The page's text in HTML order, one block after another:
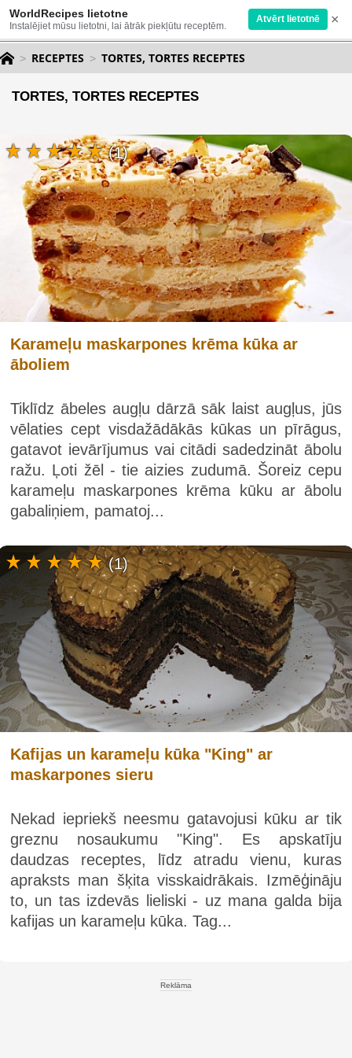
WorldRecipes lietotne
Instalējiet mūsu lietotni, lai ātrāk piekļūtu receptēm.
Atvērt lietotnē ×
RECEPTES TORTES, TORTES RECEPTES
TORTES, TORTES RECEPTES
Karameļu maskarpones krēma kūka ar
āboliem
Tiklīdz ābeles augļu dārzā sāk laist augļus, jūs
vēlaties cept visdažādākās kūkas un pīrāgus,
gatavot ievārījumus vai citādi sadedzināt ābolu
ražu. Ļoti žēl - tie aizies zudumā. Šoreiz cepu
karameļu maskarpones krēma kūku ar ābolu
gabaliņiem, pamatoj...
(1)
Kafijas un karameļu kūka "King" ar
maskarpones sieru
Nekad iepriekš neesmu gatavojusi kūku ar tik
greznu nosaukumu "King". Es apskatīju
daudzas receptes, līdz atradu vienu, kuras
apraksts man šķita visskaidrākais. Izmēģināju
to, un tas izdevās lieliski - uz mana galda bija
kafijas un karameļu kūka. Tag...
(1)
Reklāma